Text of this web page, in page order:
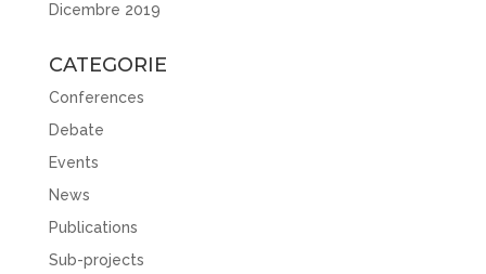
Dicembre 2019
CATEGORIE
Conferences
Debate
Events
News
Publications
Sub-projects